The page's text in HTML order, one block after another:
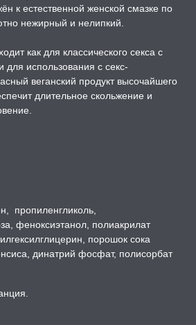
к естественной женской смазке по
нежирный и нелипкий.
как для классического секса с
для использования с секс-
веганский продукт высочайшего
длительное скольжение и
пропиленгликоль,
феноксиэтанол, полиакрилат
порошок сока
динатрий фосфат, полисорбат